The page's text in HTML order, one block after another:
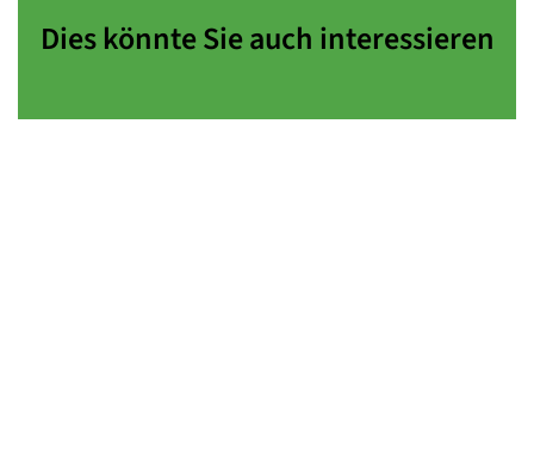
Dies könnte Sie auch interessieren